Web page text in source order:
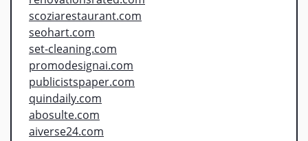
scoziarestaurant.com
seohart.com
set-cleaning.com
promodesignai.com
publicistspaper.com
quindaily.com
abosulte.com
aiverse24.com